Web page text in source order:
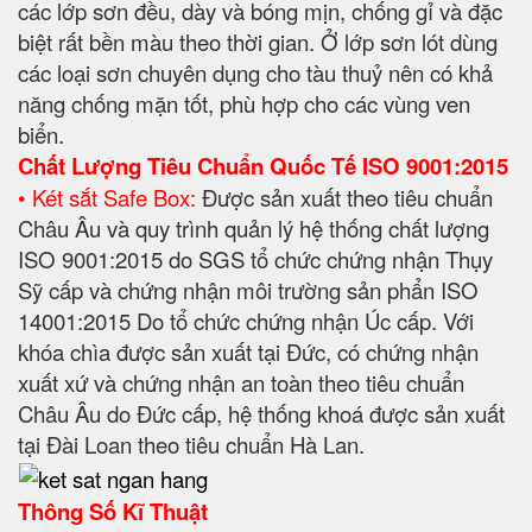
các lớp sơn đều, dày và bóng mịn, chống gỉ và đặc
biệt rất bền màu theo thời gian. Ở lớp sơn lót dùng
các loại sơn chuyên dụng cho tàu thuỷ nên có khả
năng chống mặn tốt, phù hợp cho các vùng ven
biển.
Chất Lượng Tiêu Chuẩn Quốc Tế ISO 9001:2015
• Két sắt Safe Box: Được sản xuất theo tiêu chuẩn
Châu Âu và quy trình quản lý hệ thống chất lượng
ISO 9001:2015 do SGS tổ chức chứng nhận Thụy
Sỹ cấp và chứng nhận môi trường sản phẩn ISO
14001:2015 Do tổ chức chứng nhận Úc cấp. Với
khóa chìa được sản xuất tại Đức, có chứng nhận
xuất xứ và chứng nhận an toàn theo tiêu chuẩn
Châu Âu do Đức cấp, hệ thống khoá được sản xuất
tại Đài Loan theo tiêu chuẩn Hà Lan.
Thông Số Kĩ Thuật